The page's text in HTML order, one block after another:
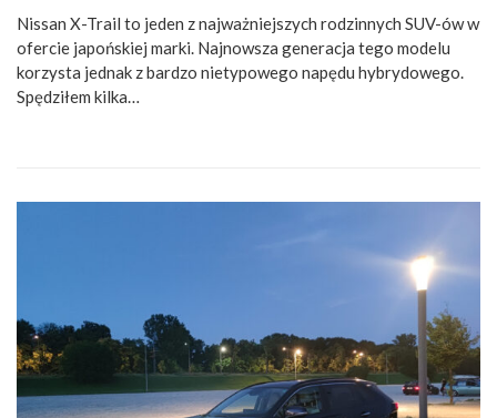
Nissan X-Trail to jeden z najważniejszych rodzinnych SUV-ów w
ofercie japońskiej marki. Najnowsza generacja tego modelu
korzysta jednak z bardzo nietypowego napędu hybrydowego.
Spędziłem kilka…